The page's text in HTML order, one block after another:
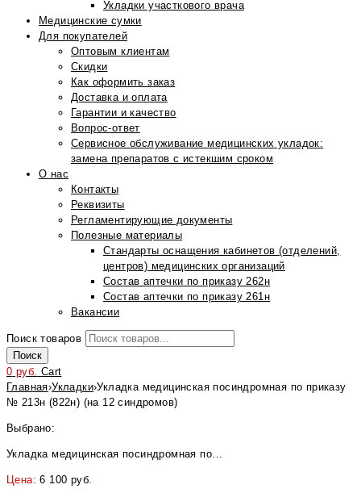
Укладки участкового врача
Медицинские сумки
Для покупателей
Оптовым клиентам
Скидки
Как оформить заказ
Доставка и оплата
Гарантии и качество
Вопрос-ответ
Сервисное обслуживание медицинских укладок:
замена препаратов с истекшим сроком
О нас
Контакты
Реквизиты
Регламентирующие документы
Полезные материалы
Стандарты оснащения кабинетов (отделений,
центров) медицинских организаций
Состав аптечки по приказу 262н
Состав аптечки по приказу 261н
Вакансии
Поиск товаров
Поиск
0 руб. Cart
Главная›Укладки›Укладка медицинская посиндромная по приказу
№ 213н (822н) (на 12 синдромов)
Выбрано:
Укладка медицинская посиндромная по…
Цена:6 100 руб.